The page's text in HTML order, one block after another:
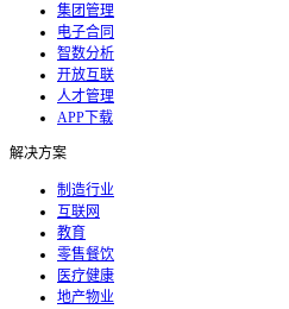
集团管理
电子合同
智数分析
开放互联
人才管理
APP下载
解决方案
制造行业
互联网
教育
零售餐饮
医疗健康
地产物业